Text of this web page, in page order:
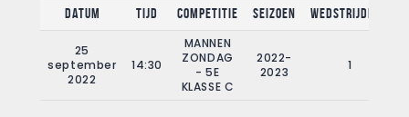
Datum Tijd Competitie Seizoen Wedstrijddag
25
september
2022
14:30
MANNEN
ZONDAG
- 5E
KLASSE C
2022-
2023
1